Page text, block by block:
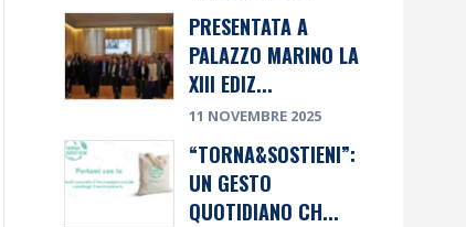
PRESENTATA A
PALAZZO MARINO LA
XIII EDIZ...
11 NOVEMBRE 2025
“TORNA&SOSTIENI”:
UN GESTO
QUOTIDIANO CH...